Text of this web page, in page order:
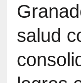
salud